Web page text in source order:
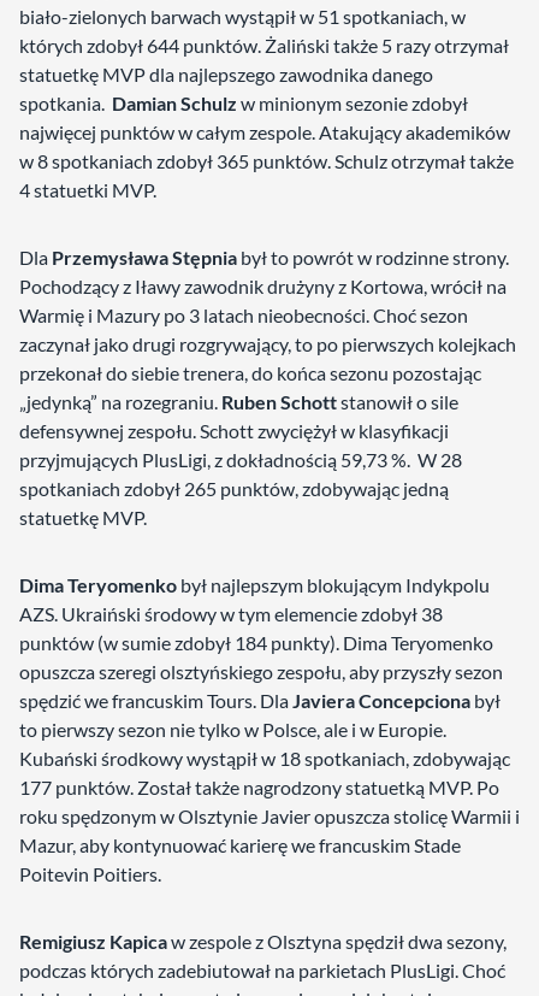
biało-zielonych barwach wystąpił w 51 spotkaniach, w
których zdobył 644 punktów. Żaliński także 5 razy otrzymał
statuetkę MVP dla najlepszego zawodnika danego
spotkania. Damian Schulz w minionym sezonie zdobył
najwięcej punktów w całym zespole. Atakujący akademików
w 8 spotkaniach zdobył 365 punktów. Schulz otrzymał także
4 statuetki MVP.
Dla Przemysława Stępnia był to powrót w rodzinne strony.
Pochodzący z Iławy zawodnik drużyny z Kortowa, wrócił na
Warmię i Mazury po 3 latach nieobecności. Choć sezon
zaczynał jako drugi rozgrywający, to po pierwszych kolejkach
przekonał do siebie trenera, do końca sezonu pozostając
„jedynką” na rozegraniu. Ruben Schottstanowił o sile
defensywnej zespołu. Schott zwyciężył w klasyfikacji
przyjmujących PlusLigi, z dokładnością 59,73 %. W 28
spotkaniach zdobył 265 punktów, zdobywając jedną
statuetkę MVP.
Dima Teryomenko był najlepszym blokującym Indykpolu
AZS. Ukraiński środowy w tym elemencie zdobył 38
punktów (w sumie zdobył 184 punkty). Dima Teryomenko
opuszcza szeregi olsztyńskiego zespołu, aby przyszły sezon
spędzić we francuskim Tours. DlaJaviera Concepciona był
to pierwszy sezon nie tylko w Polsce, ale i w Europie.
Kubański środkowy wystąpił w 18 spotkaniach, zdobywając
177 punktów. Został także nagrodzony statuetką MVP. Po
roku spędzonym w Olsztynie Javier opuszcza stolicę Warmii i
Mazur, aby kontynuować karierę we francuskim Stade
Poitevin Poitiers.
Remigiusz Kapicaw zespole z Olsztyna spędził dwa sezony,
podczas których zadebiutował na parkietach PlusLigi. Choć